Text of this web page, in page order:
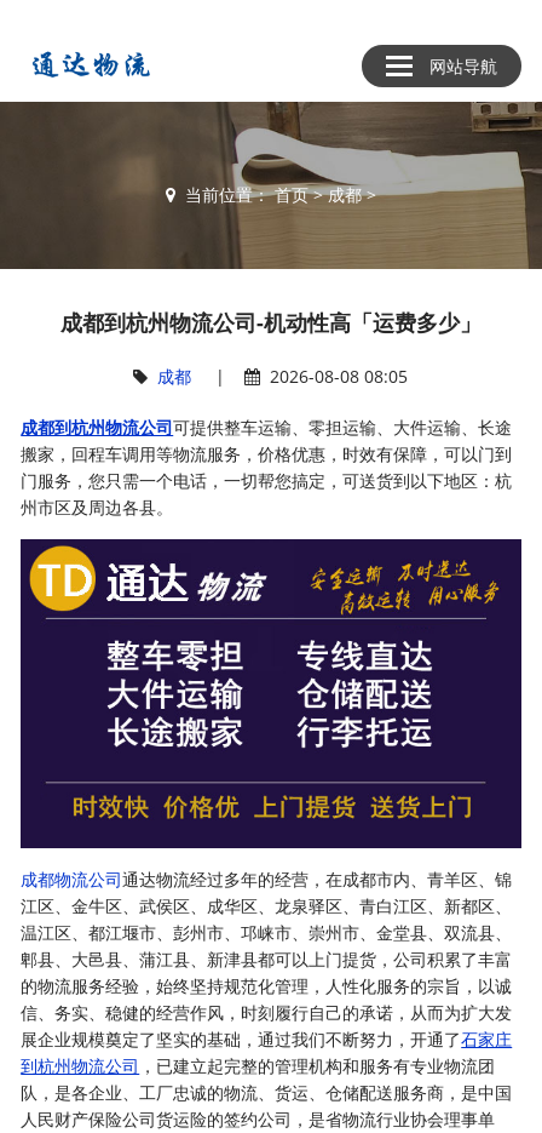
网站导航
当前位置：首页>成都>
成都到杭州物流公司-机动性高「运费多少」
成都 | 2026-08-08 08:05
成都到杭州物流公司可提供整车运输、零担运输、大件运输、长途
搬家，回程车调用等物流服务，价格优惠，时效有保障，可以门到
门服务，您只需一个电话，一切帮您搞定，可送货到以下地区：杭
州市区及周边各县。
成都物流公司通达物流经过多年的经营，在成都市内、青羊区、锦
江区、金牛区、武侯区、成华区、龙泉驿区、青白江区、新都区、
温江区、都江堰市、彭州市、邛崃市、崇州市、金堂县、双流县、
郫县、大邑县、蒲江县、新津县都可以上门提货，公司积累了丰富
的物流服务经验，始终坚持规范化管理，人性化服务的宗旨，以诚
信、务实、稳健的经营作风，时刻履行自己的承诺，从而为扩大发
展企业规模奠定了坚实的基础，通过我们不断努力，开通了石家庄
到杭州物流公司 ，已建立起完整的管理机构和服务有专业物流团
队，是各企业、工厂忠诚的物流、货运、仓储配送服务商，是中国
人民财产保险公司货运险的签约公司，是省物流行业协会理事单